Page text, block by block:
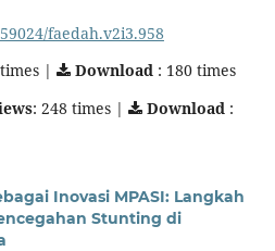
faedah.v2i3.958
times | Download : 180 times
: 248 times | Download :
Inovasi MPASI: Langkah
Stunting di